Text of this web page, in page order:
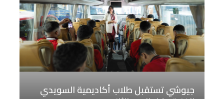
جيوشي تستقبل طلاب أكاديمية السويدي